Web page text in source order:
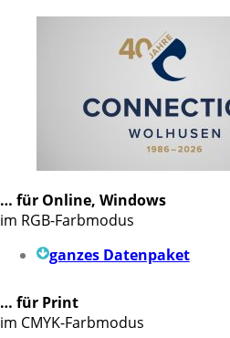
… für Online, Windows
im RGB-Farbmodus
ganzes Datenpaket
… für Print
im CMYK-Farbmodus